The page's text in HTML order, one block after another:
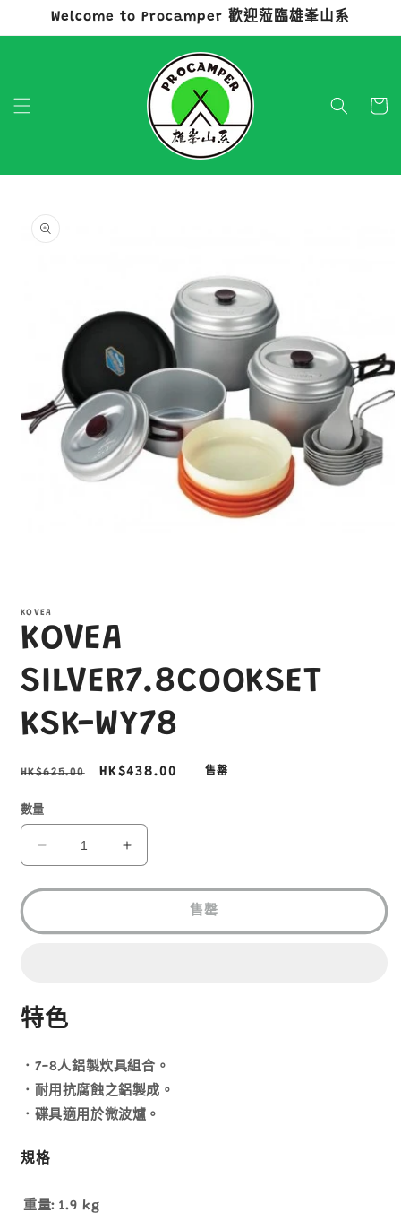
跳至內容
Welcome to Procamper 歡迎蒞臨雄峯山系
物
資訊
視
中
開
多
檔
1
KOVEA
KOVEA
SILVER7.8COOKSET
KSK-WY78
定
HK$625.00
售
HK$438.00 售罄
數量
KOVEA
SILVER7.8COOKSET
KSK-
數
少
KOVEA
SILVER7.8COOKSET
KSK-
數
售罄
特色
．7-8人鋁製炊具組合。
．耐用抗腐蝕之鋁製成。
．碟具適用於微波爐。
規格
重量: 1.9 kg